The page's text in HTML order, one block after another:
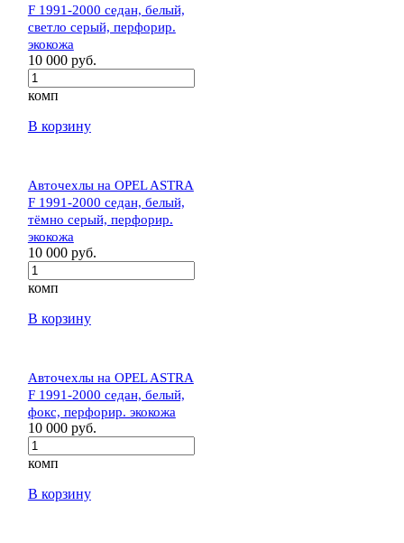
F 1991-2000 седан, белый,
светло серый, перфорир.
экокожа
10 000 руб.
комп
В корзину
Авточехлы на OPEL ASTRA
F 1991-2000 седан, белый,
тёмно серый, перфорир.
экокожа
10 000 руб.
комп
В корзину
Авточехлы на OPEL ASTRA
F 1991-2000 седан, белый,
фокс, перфорир. экокожа
10 000 руб.
комп
В корзину